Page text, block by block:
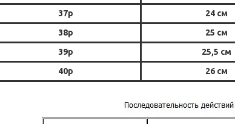
37р
24 см
38р
25 см
39р
25,5 см
40р
26 см